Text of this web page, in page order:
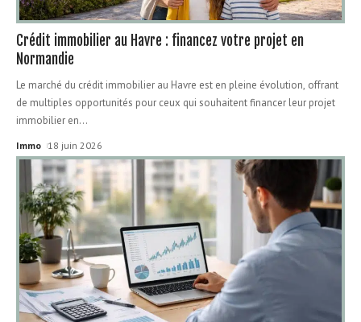
Crédit immobilier au Havre : financez votre projet en
Normandie
Le marché du crédit immobilier au Havre est en pleine évolution, offrant
de multiples opportunités pour ceux qui souhaitent financer leur projet
immobilier en…
Immo 18 juin 2026